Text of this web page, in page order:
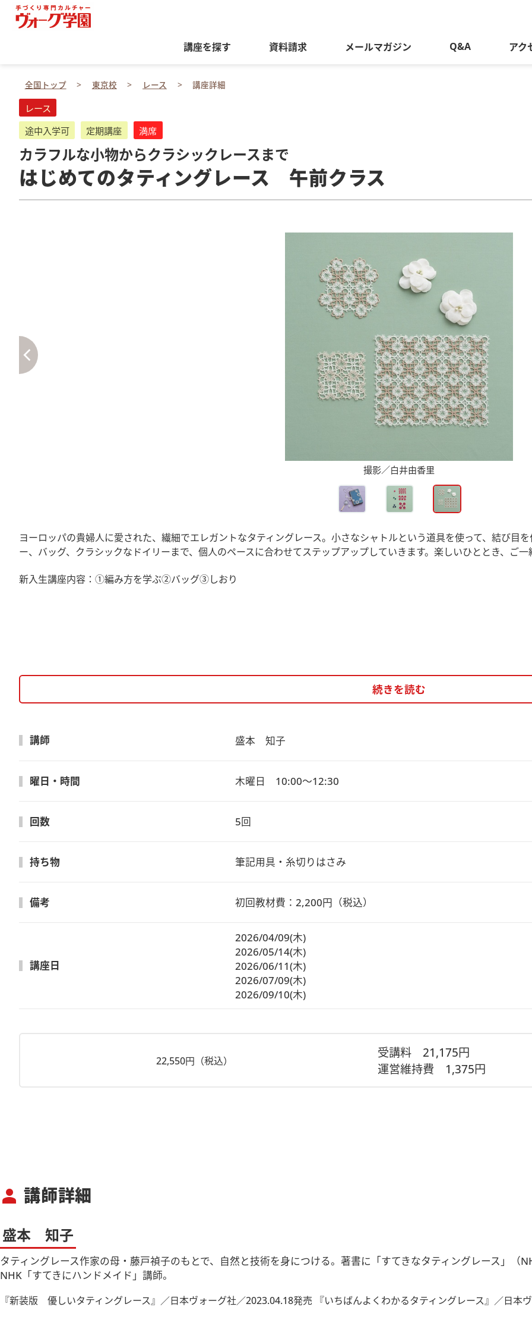
講座を探す 資料請求 メールマガジン Q&A アク
全国トップ 東京校 レース 講座詳細
レース
途中入学可
定期講座 満席
カラフルな小物からクラシックレースまで
はじめてのタティングレース 午前クラス
撮影／白井由香里
ヨーロッパの貴婦人に愛された、繊細でエレガントなタティングレース。小さなシャトルという道具を使って、結び目
ー、バッグ、クラシックなドイリーまで、個人のペースに合わせてステップアップしていきます。楽しいひととき、ご一
新入生講座内容：①編み方を学ぶ②バッグ③しおり
続きを読む
講師 盛本　知子
曜日・時間 木曜日　10:00～12:30
回数 5回
持ち物 筆記用具・糸切りはさみ
備考 初回教材費：2,200円（税込）
講座日
2026/04/09(木)
2026/05/14(木)
2026/06/11(木)
2026/07/09(木)
2026/09/10(木)
22,550円（税込）
受講料 21,175円
運営維持費 1,375円
person 講師詳細
盛本 知子
タティングレース作家の母・藤戸禎子のもとで、自然と技術を身につける。著書に「すてきなタティングレース」（
NHK「すてきにハンドメイド」講師。
『新装版 優しいタティングレース』／日本ヴォーグ社／2023.04.18発売 『いちばんよくわかるタティングレース』／日本